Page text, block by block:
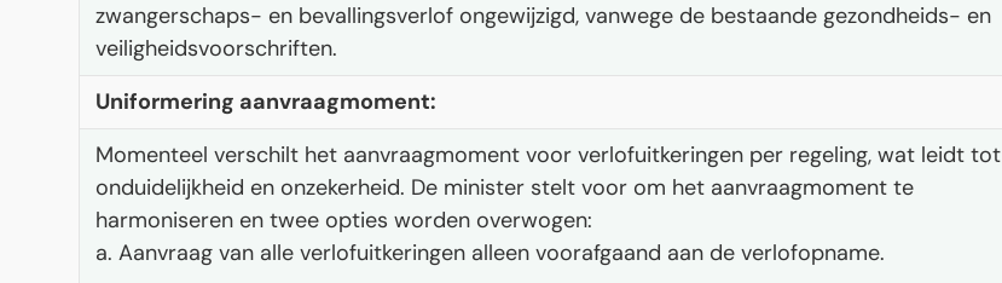
zwangerschaps- en bevallingsverlof ongewijzigd, vanwege de bestaande gezondheids- en
veiligheidsvoorschriften.
Uniformering aanvraagmoment:
Momenteel verschilt het aanvraagmoment voor verlofuitkeringen per regeling, wat leidt tot
onduidelijkheid en onzekerheid. De minister stelt voor om het aanvraagmoment te
harmoniseren en twee opties worden overwogen:
a. Aanvraag van alle verlofuitkeringen alleen voorafgaand aan de verlofopname.